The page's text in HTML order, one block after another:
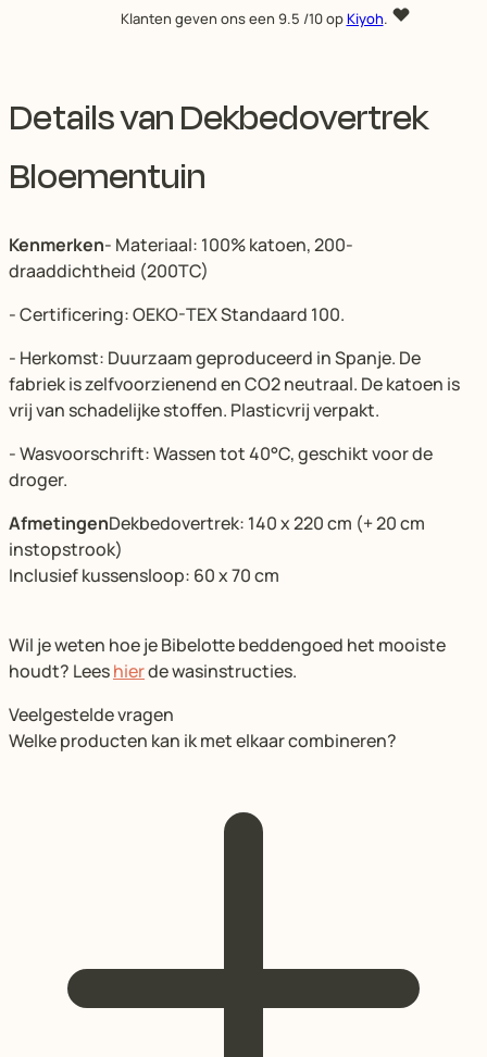
Klanten geven ons een 9.5 /10 opKiyoh.
Details van Dekbedovertrek
Bloementuin
Kenmerken- Materiaal: 100% katoen, 200-
draaddichtheid (200TC)
- Certificering: OEKO-TEX Standaard 100.
- Herkomst: Duurzaam geproduceerd in Spanje. De
fabriek is zelfvoorzienend en CO2 neutraal. De katoen is
vrij van schadelijke stoffen. Plasticvrij verpakt.
- Wasvoorschrift: Wassen tot 40°C, geschikt voor de
droger.
AfmetingenDekbedovertrek: 140 x 220 cm (+ 20 cm
instopstrook)
Inclusief kussensloop: 60 x 70 cm
Wil je weten hoe je Bibelotte beddengoed het mooiste
houdt? Leeshierde wasinstructies.
Veelgestelde vragen
Welke producten kan ik met elkaar combineren?